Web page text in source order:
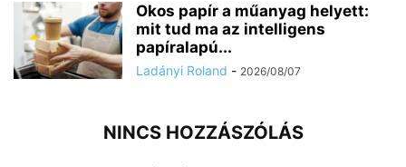
Okos papír a műanyag helyett:
mit tud ma az intelligens
papíralapú...
Ladányi Roland - 2026/08/07
NINCS HOZZÁSZÓLÁS